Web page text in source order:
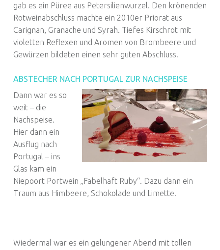
gab es ein Püree aus Petersilienwurzel. Den krönenden
Rotweinabschluss machte ein 2010er Priorat aus
Carignan, Granache und Syrah. Tiefes Kirschrot mit
violetten Reflexen und Aromen von Brombeere und
Gewürzen bildeten einen sehr guten Abschluss.
ABSTECHER NACH PORTUGAL ZUR NACHSPEISE
Dann war es so
weit – die
Nachspeise.
Hier dann ein
Ausflug nach
Portugal – ins
Glas kam ein
Niepoort Portwein „Fabelhaft Ruby“. Dazu dann ein
Traum aus Himbeere, Schokolade und Limette.
Wiedermal war es ein gelungener Abend mit tollen